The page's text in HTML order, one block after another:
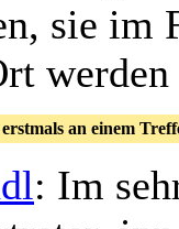
sie im
erstmals an einem
: Im